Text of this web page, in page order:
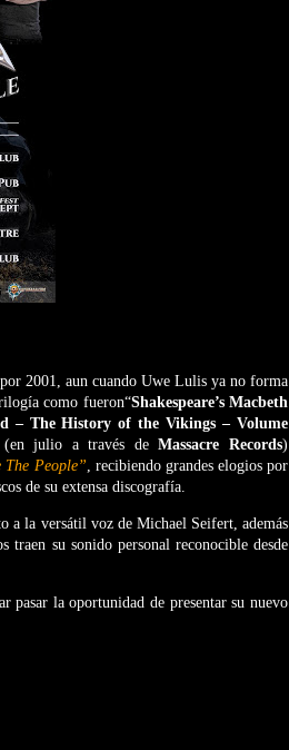
2001, aun cuando Uwe Lulis ya no forma
como fueron“Shakespeare’s Macbeth
– The History of the Vikings – Volume
(en julio a través deMassacre Records)
The People”, recibiendo grandes elogios por
de su extensa discografía.
a la versátil voz de Michael Seifert, además
su sonido personal reconocible desde
pasar la oportunidad de presentar su nuevo